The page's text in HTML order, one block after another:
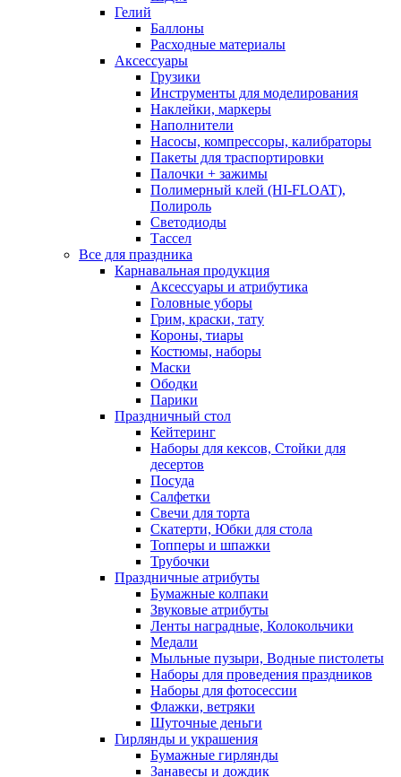
Гелий
Баллоны
Расходные материалы
Аксессуары
Грузики
Инструменты для моделирования
Наклейки, маркеры
Наполнители
Насосы, компрессоры, калибраторы
Пакеты для траспортировки
Палочки + зажимы
Полимерный клей (HI-FLOAT),
Полироль
Светодиоды
Тассел
Все для праздника
Карнавальная продукция
Аксессуары и атрибутика
Головные уборы
Грим, краски, тату
Короны, тиары
Костюмы, наборы
Маски
Ободки
Парики
Праздничный стол
Кейтеринг
Наборы для кексов, Стойки для
десертов
Посуда
Салфетки
Свечи для торта
Скатерти, Юбки для стола
Топперы и шпажки
Трубочки
Праздничные атрибуты
Бумажные колпаки
Звуковые атрибуты
Ленты наградные, Колокольчики
Медали
Мыльные пузыри, Водные пистолеты
Наборы для проведения праздников
Наборы для фотосессии
Флажки, ветряки
Шуточные деньги
Гирлянды и украшения
Бумажные гирлянды
Занавесы и дождик